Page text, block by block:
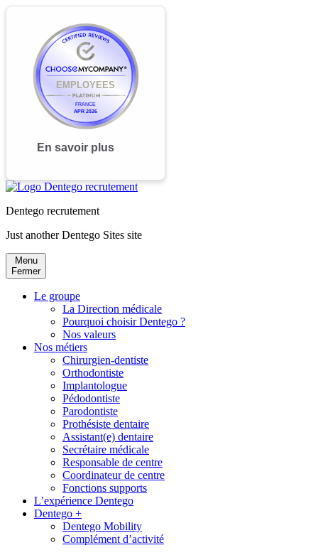
Dentego recrutement
Just another Dentego Sites site
Menu
Fermer
Le groupe
La Direction médicale
Pourquoi choisir Dentego ?
Nos valeurs
Nos métiers
Chirurgien-dentiste
Orthodontiste
Implantologue
Pédodontiste
Parodontiste
Prothésiste dentaire
Assistant(e) dentaire
Secrétaire médicale
Responsable de centre
Coordinateur de centre
Fonctions supports
L’expérience Dentego
Dentego +
Dentego Mobility
Complément d’activité